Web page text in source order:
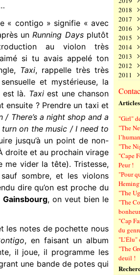
« contigo » signifie « avec
un Running Days plutôt
au violon très
si tu avais appelé ton
Taxi, rappelle très très
et mystérieuse, la
est là. Taxi est une chanson
ensuite ? Prendre un taxi et
There’s a night shop and a
on the music / I need to
jusqu’à un point de non-
droite et au prochain virage
me vider la tête). Tristesse,
sombre, et les violons
dire qu’on est proche du
Gainsbourg, on veut bien le
les notes de pochette nous
, en faisant un album
il joue, il programme les
une bande de potes qui
Juin
Mai
Avril
Mars
Juillet
Juin
Mai
Avril
Mars
Août
Juillet
Juin
Mai
Avril
Mars
Août
Juillet
Juin
Mai
Avril
Mars
Août
Juillet
Juin
Mai
Avril
Mars
Août
Juillet
Juin
Mai
Avril
Août
Juillet
Juin
Mai
2018
Août
Juillet
Juin
Mars
2017
Août
Juillet
Mai
Avril
2016
Août
Juin
Mai
2015
Juin
Mai
2014
Juin
Mai
2013
Août
Juin
Mai
2012
Juin
Mai
2011
"Girl"
"The
"The
"Cape
Peur !
"Pour
"The
"The
bonheur
"Cap
du
"L’Élu"
"The
deuil !